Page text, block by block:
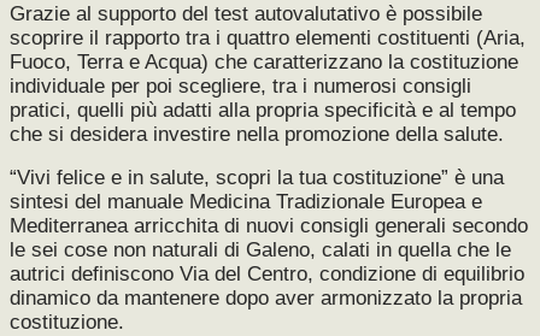
Grazie al supporto del test autovalutativo è possibile
scoprire il rapporto tra i quattro elementi costituenti (Aria,
Fuoco, Terra e Acqua) che caratterizzano la costituzione
individuale per poi scegliere, tra i numerosi consigli
pratici, quelli più adatti alla propria specificità e al tempo
che si desidera investire nella promozione della salute.
“Vivi felice e in salute, scopri la tua costituzione” è una
sintesi del manuale Medicina Tradizionale Europea e
Mediterranea arricchita di nuovi consigli generali secondo
le sei cose non naturali di Galeno, calati in quella che le
autrici definiscono Via del Centro, condizione di equilibrio
dinamico da mantenere dopo aver armonizzato la propria
costituzione.